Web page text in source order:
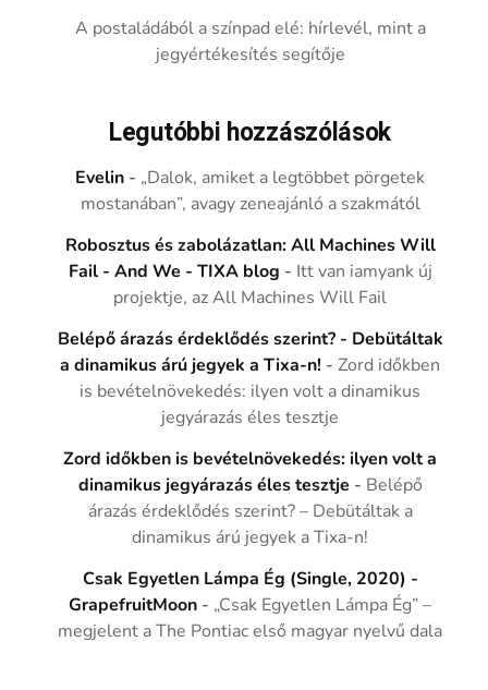
A postaládából a színpad elé: hírlevél, mint a
jegyértékesítés segítője
Legutóbbi hozzászólások
Evelin - „Dalok, amiket a legtöbbet pörgetek
mostanában”, avagy zeneajánló a szakmától
Robosztus és zabolázatlan: All Machines Will
Fail - And We - TIXA blog - Itt van iamyank új
projektje, az All Machines Will Fail
Belépő árazás érdeklődés szerint? - Debütáltak
a dinamikus árú jegyek a Tixa-n! -Zord időkben
is bevételnövekedés: ilyen volt a dinamikus
jegyárazás éles tesztje
Zord időkben is bevételnövekedés: ilyen volt a
dinamikus jegyárazás éles tesztje - Belépő
árazás érdeklődés szerint? – Debütáltak a
dinamikus árú jegyek a Tixa-n!
Csak Egyetlen Lámpa Ég (Single, 2020) -
GrapefruitMoon - „Csak Egyetlen Lámpa Ég” –
megjelent a The Pontiac első magyar nyelvű dala